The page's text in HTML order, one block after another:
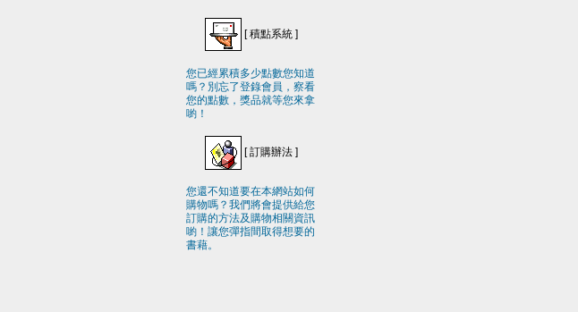
[積點系統 ]
您已經累積多少點數您知道
嗎？別忘了登錄會員，察看
您的點數，獎品就等您來拿
喲！
[訂購辦法]
您還不知道要在本網站如何
購物嗎？我們將會提供給您
訂購的方法及購物相關資訊
喲！讓您彈指間取得想要的
書藉。